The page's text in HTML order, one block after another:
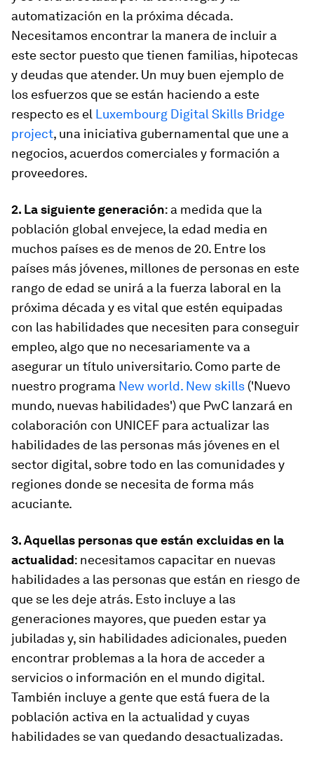
automatización en la próxima década.
Necesitamos encontrar la manera de incluir a
este sector puesto que tienen familias, hipotecas
y deudas que atender. Un muy buen ejemplo de
los esfuerzos que se están haciendo a este
respecto es el Luxembourg Digital Skills Bridge
project, una iniciativa gubernamental que une a
negocios, acuerdos comerciales y formación a
proveedores.
2. La siguiente generación: a medida que la
población global envejece, la edad media en
muchos países es de menos de 20. Entre los
países más jóvenes, millones de personas en este
rango de edad se unirá a la fuerza laboral en la
próxima década y es vital que estén equipadas
con las habilidades que necesiten para conseguir
empleo, algo que no necesariamente va a
asegurar un título universitario. Como parte de
nuestro programa New world. New skills ('Nuevo
mundo, nuevas habilidades') que PwC lanzará en
colaboración con UNICEF para actualizar las
habilidades de las personas más jóvenes en el
sector digital, sobre todo en las comunidades y
regiones donde se necesita de forma más
acuciante.
3. Aquellas personas que están excluidas en la
actualidad: necesitamos capacitar en nuevas
habilidades a las personas que están en riesgo de
que se les deje atrás. Esto incluye a las
generaciones mayores, que pueden estar ya
jubiladas y, sin habilidades adicionales, pueden
encontrar problemas a la hora de acceder a
servicios o información en el mundo digital.
También incluye a gente que está fuera de la
población activa en la actualidad y cuyas
habilidades se van quedando desactualizadas.